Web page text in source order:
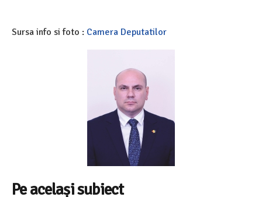
Sursa info si foto : Camera Deputatilor
Pe același subiect